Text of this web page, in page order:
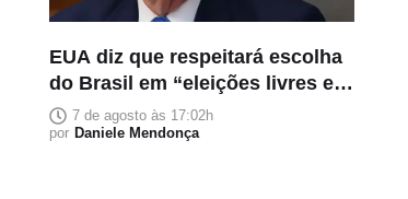
EUA diz que respeitará escolha
do Brasil em “eleições livres e
justas”
7 de agosto às 17:02h
por Daniele Mendonça